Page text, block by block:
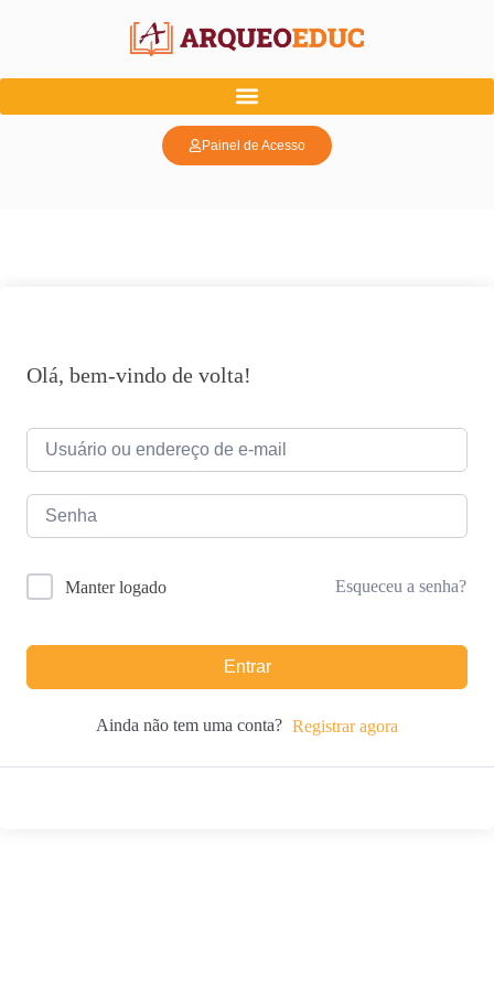
Painel de Acesso
Olá, bem-vindo de volta!
Manter logado Esqueceu a senha?
Entrar
Ainda não tem uma conta? Registrar agora